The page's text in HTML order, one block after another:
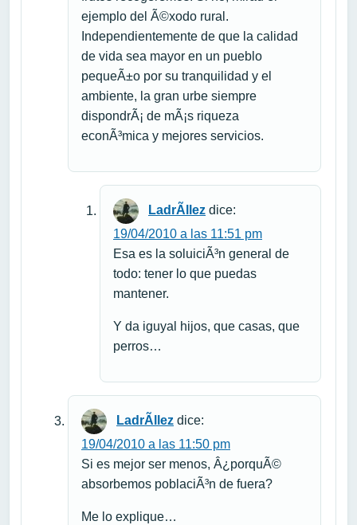
ejemplo del Ã©xodo rural.
Independientemente de que la calidad
de vida sea mayor en un pueblo
pequeÃ±o por su tranquilidad y el
ambiente, la gran urbe siempre
dispondrÃ¡ de mÃ¡s riqueza
econÃ³mica y mejores servicios.
LadrÃ­llez dice:
19/04/2010 a las 11:51 pm
Esa es la soluiciÃ³n general de
todo: tener lo que puedas
mantener.
Y da iguyal hijos, que casas, que
perros…
LadrÃ­llez dice:
19/04/2010 a las 11:50 pm
Si es mejor ser menos, Â¿porquÃ©
absorbemos poblaciÃ³n de fuera?
Me lo explique…